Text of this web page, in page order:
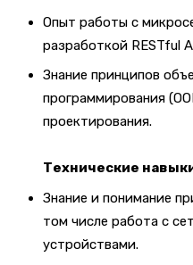
Опыт работы с
разработкой RESTful
Знание принципов
программирования
проектирования.
Технические
Знание и понимание
том числе работа с
устройствами.